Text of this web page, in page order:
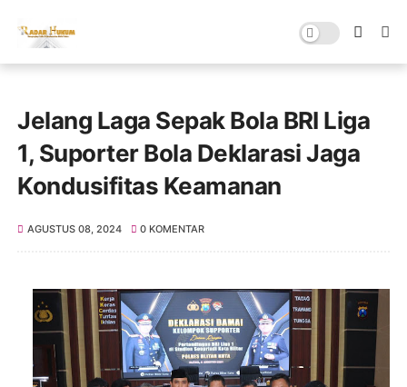
Jelang Laga Sepak Bola BRI Liga
1, Suporter Bola Deklarasi Jaga
Kondusifitas Keamanan
AGUSTUS 08, 2024 0 KOMENTAR